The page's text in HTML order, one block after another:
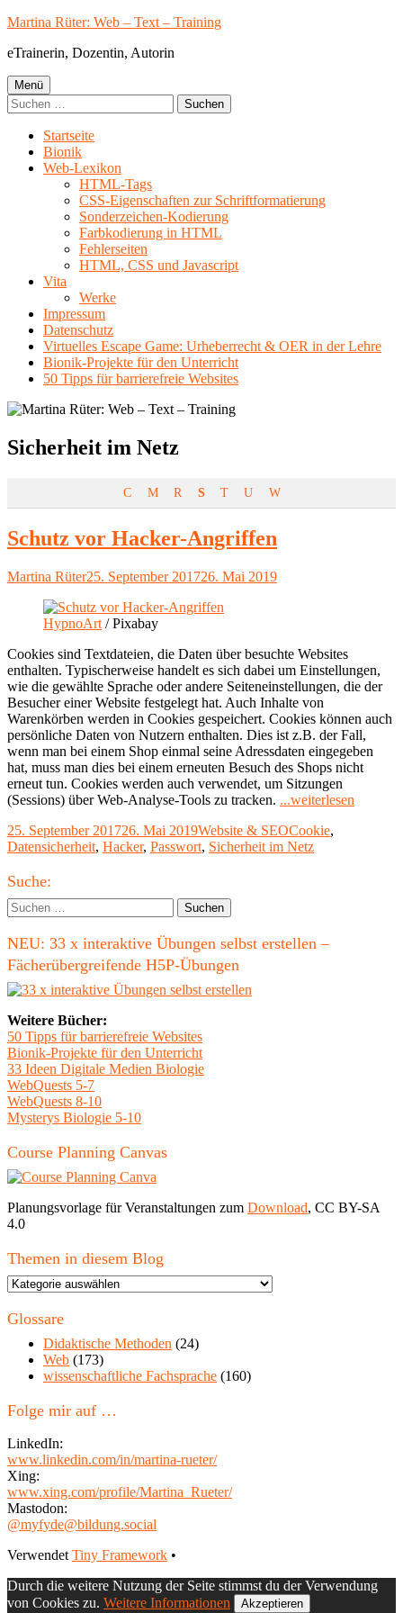
Springe
Inhalt
Martina Rüter: Web – Text – Training
eTrainerin, Dozentin, Autorin
Primäres
Menü
Menü
Suchen
nach:
Startseite
Bionik
Web-Lexikon
HTML-Tags
CSS-Eigenschaften zur Schriftformatierung
Sonderzeichen-Kodierung
Farbkodierung in HTML
Fehlerseiten
HTML, CSS und Javascript
Vita
Werke
Impressum
Datenschutz
Virtuelles Escape Game: Urheberrecht & OER in der Lehre
Bionik-Projekte für den Unterricht
50 Tipps für barrierefreie Websites
Schlagwort:
Sicherheit im Netz
C M R S T U W
Schutz vor Hacker-Angriffen
Autor
Martina RüterVeröffentlicht
25. September 201726. Mai 2019
HypnoArt / Pixabay
Cookies sind Textdateien, die Daten über besuchte Websites
enthalten. Typischerweise handelt es sich dabei um Einstellungen,
wie die gewählte Sprache oder andere Seiteneinstellungen, die der
Besucher einer Website festgelegt hat. Auch Inhalte von
Warenkörben werden in Cookies gespeichert. Cookies können auch
persönliche Daten von Nutzern enthalten. Dies ist z.B. der Fall,
wenn man bei einem Shop einmal seine Adressdaten eingegeben
hat, muss man dies bei einem erneuten Besuch des Shops nicht
erneut tun. Cookies werden auch verwendet, um Sitzungen
(Sessions) über Web-Analyse-Tools zu tracken. ...weiterlesen
Veröffentlicht
am
25. September 201726. Mai 2019Kategorien
Website & SEOSchlagwörter
Cookie,
Datensicherheit, Hacker, Passwort, Sicherheit im Netz
Haupt-
Seitenleiste
Suche:
Suchen
nach:
NEU: 33 x interaktive Übungen selbst erstellen –
Fächerübergreifende H5P-Übungen
Weitere Bücher:
50 Tipps für barrierefreie Websites
Bionik-Projekte für den Unterricht
33 Ideen Digitale Medien Biologie
WebQuests 5-7
WebQuests 8-10
Mysterys Biologie 5-10
Course Planning Canvas
Planungsvorlage für Veranstaltungen zum Download, CC BY-SA
4.0
Themen in diesem Blog
Themen
diesem
Glossare
Didaktische Methoden (24)
Web (173)
wissenschaftliche Fachsprache (160)
Folge mir auf …
LinkedIn:
www.linkedin.com/in/martina-rueter/
Xing:
www.xing.com/profile/Martina_Rueter/
Mastodon:
@myfyde@bildung.social
Footer
Inhalt
Verwendet Tiny Framework •
Durch die weitere Nutzung der Seite stimmst du der Verwendung
von Cookies zu. Weitere Informationen Akzeptieren